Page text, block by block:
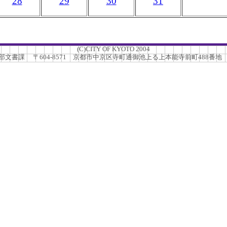
(C)CITY OF KYOTO 2004
文書課 〒604-8571 京都市中京区寺町通御池上る上本能寺前町488番地